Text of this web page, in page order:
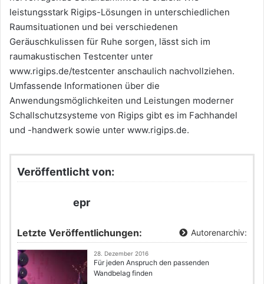
leistungsstark Rigips-Lösungen in unterschiedlichen
Raumsituationen und bei verschiedenen
Geräuschkulissen für Ruhe sorgen, lässt sich im
raumakustischen Testcenter unter
www.rigips.de/testcenter anschaulich nachvollziehen.
Umfassende Informationen über die
Anwendungsmöglichkeiten und Leistungen moderner
Schallschutzsysteme von Rigips gibt es im Fachhandel
und -handwerk sowie unter www.rigips.de.
Veröffentlicht von:
epr
Letzte Veröffentlichungen: Autorenarchiv:
28. Dezember 2016
Für jeden Anspruch den passenden
Wandbelag finden